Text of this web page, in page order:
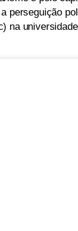
perseguição
na